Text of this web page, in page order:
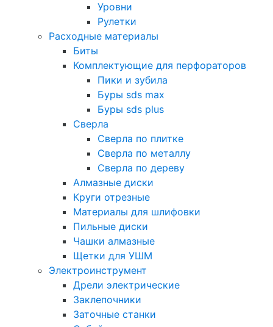
Уровни
Рулетки
Расходные материалы
Биты
Комплектующие для перфораторов
Пики и зубила
Буры sds max
Буры sds plus
Сверла
Сверла по плитке
Сверла по металлу
Сверла по дереву
Алмазные диски
Круги отрезные
Материалы для шлифовки
Пильные диски
Чашки алмазные
Щетки для УШМ
Электроинструмент
Дрели электрические
Заклепочники
Заточные станки